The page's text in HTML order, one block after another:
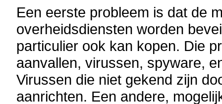
Een eerste probleem is dat de
overheidsdiensten worden
particulier ook kan kopen. Die
aanvallen, virussen, spyware,
Virussen die niet gekend zijn
aanrichten. Een andere,